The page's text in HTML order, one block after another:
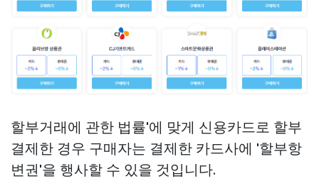
할부거래에 관한 법률'에 맞게 신용카드로 할부
결제한 경우 구매자는 결제한 카드사에 '할부항
변권'을 행사할 수 있을 것입니다.